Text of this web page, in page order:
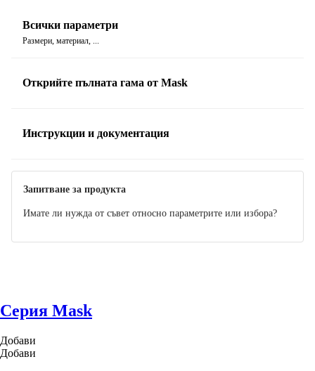
Всички параметри
Размери, материал, ...
Открийте пълната гама от Mask
Инструкции и документация
Запитване за продукта
Имате ли нужда от съвет относно параметрите или избора?
Серия Mask
Добави
Добави